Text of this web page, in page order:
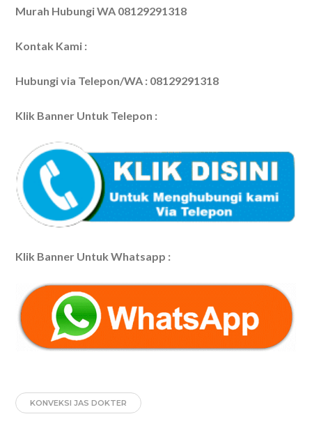
Murah Hubungi WA 08129291318
Kontak Kami :
Hubungi via Telepon/WA : 08129291318
Klik Banner Untuk Telepon :
Klik Banner Untuk Whatsapp :
KONVEKSI JAS DOKTER